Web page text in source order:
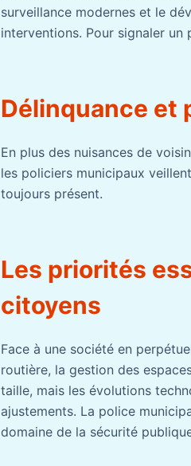
surveillance modernes et le
interventions. Pour signaler
Délinquance et
En plus des nuisances de
les policiers municipaux
toujours présent.
Les priorités
citoyens
Face à une société en
routière, la gestion des
taille, mais les évolutions
ajustements. La police
domaine de la sécurité